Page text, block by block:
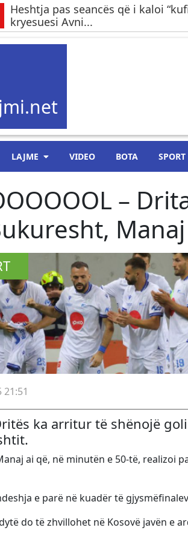
Heshtja pas seancës që i kaloi
kryesuesi Avni...
LAJME VIDEO BOTA SPORT
–
ka arritur të shënojë
ai që, në minutën e 50-të, realizoi
e parë në kuadër të
do të zhvillohet në Kosovë javën e